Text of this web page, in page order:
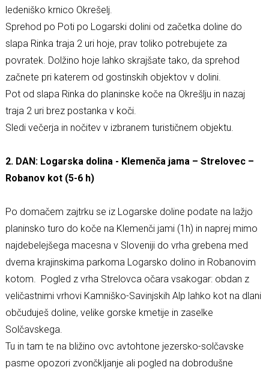
ledeniško krnico Okrešelj.
Sprehod po Poti po Logarski dolini od začetka doline do
slapa Rinka traja 2 uri hoje, prav toliko potrebujete za
povratek. Dolžino hoje lahko skrajšate tako, da sprehod
začnete pri katerem od gostinskih objektov v dolini.
Pot od slapa Rinka do planinske koče na Okrešlju in nazaj
traja 2 uri brez postanka v koči.
Sledi večerja in nočitev v izbranem turističnem objektu.
2. DAN: Logarska dolina - Klemenča jama – Strelovec –
Robanov kot (5-6 h)
Po domačem zajtrku se iz Logarske doline podate na lažjo
planinsko turo do koče na Klemenči jami (1h) in naprej mimo
najdebelejšega macesna v Sloveniji do vrha grebena med
dvema krajinskima parkoma Logarsko dolino in Robanovim
kotom. Pogled z vrha Strelovca očara vsakogar: obdan z
veličastnimi vrhovi Kamniško-Savinjskih Alp lahko kot na dlani
občuduješ doline, velike gorske kmetije in zaselke
Solčavskega.
Tu in tam te na bližino ovc avtohtone jezersko-solčavske
pasme opozori zvončkljanje ali pogled na dobrodušne